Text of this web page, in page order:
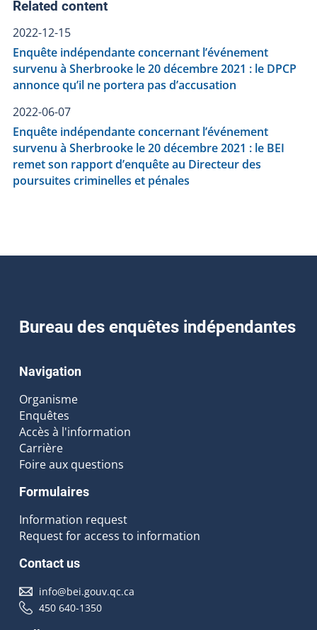
Related content
2022-12-15
Enquête indépendante concernant l’événement
survenu à Sherbrooke le 20 décembre 2021 : le DPCP
annonce qu’il ne portera pas d’accusation
2022-06-07
Enquête indépendante concernant l’événement
survenu à Sherbrooke le 20 décembre 2021 : le BEI
remet son rapport d’enquête au Directeur des
poursuites criminelles et pénales
Bureau des enquêtes indépendantes
Navigation
Organisme
Enquêtes
Accès à l'information
Carrière
Foire aux questions
Formulaires
Information request
Request for access to information
Contact us
info@bei.gouv.qc.ca
450 640-1350